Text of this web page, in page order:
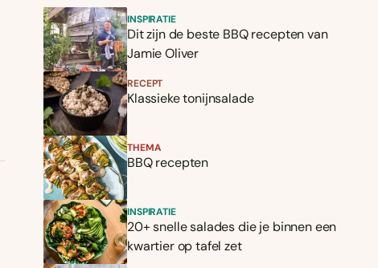
INSPIRATIE
Dit zijn de beste BBQ recepten van
Jamie Oliver
RECEPT
Klassieke tonijnsalade
THEMA
BBQ recepten
INSPIRATIE
20+ snelle salades die je binnen een
kwartier op tafel zet